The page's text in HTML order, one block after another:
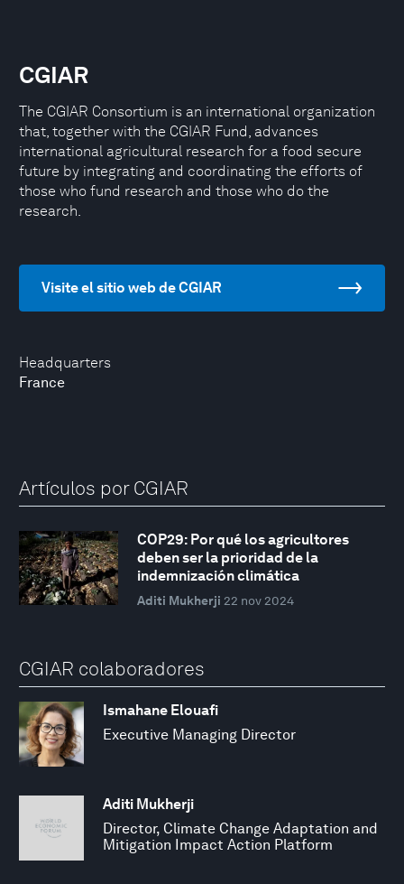
Headquarters
France
CGIAR
The CGIAR Consortium is an international organization
that, together with the CGIAR Fund, advances
international agricultural research for a food secure
future by integrating and coordinating the efforts of
those who fund research and those who do the
research.
Visite el sitio web de CGIAR
Artículos por CGIAR
COP29: Por qué los agricultores
deben ser la prioridad de la
indemnización climática
Aditi Mukherji 22 nov 2024
CGIAR colaboradores
Ismahane Elouafi
Executive Managing Director
Aditi Mukherji
Director, Climate Change Adaptation and
Mitigation Impact Action Platform